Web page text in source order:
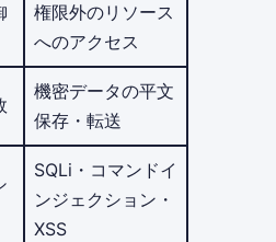
権限外のリソース
へのアクセス
機密データの平文
保存・転送
SQLi・コマンドイ
ンジェクション・
XSS